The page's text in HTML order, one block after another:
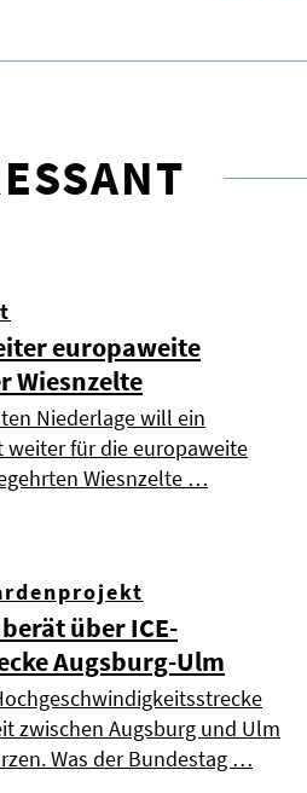
europaweite
Wiesnzelte
Niederlage will ein
weiter für die europaweite
Wiesnzelte …
über ICE-
Augsburg-Ulm
zwischen Augsburg und Ulm
Was der Bundestag …